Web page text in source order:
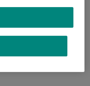
richiedenti